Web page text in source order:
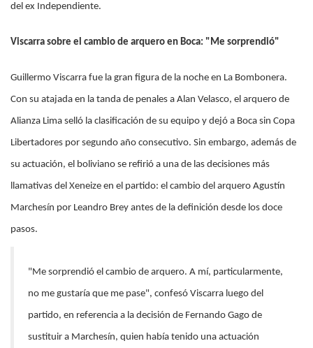
del ex Independiente.
Viscarra sobre el cambio de arquero en Boca: "Me sorprendió"
Guillermo Viscarra fue la gran figura de la noche en La Bombonera.
Con su atajada en la tanda de penales a Alan Velasco, el arquero de
Alianza Lima selló la clasificación de su equipo y dejó a Boca sin Copa
Libertadores por segundo año consecutivo. Sin embargo, además de
su actuación, el boliviano se refirió a una de las decisiones más
llamativas del Xeneize en el partido: el cambio del arquero Agustín
Marchesín por Leandro Brey antes de la definición desde los doce
pasos.
"Me sorprendió el cambio de arquero. A mí, particularmente,
no me gustaría que me pase", confesó Viscarra luego del
partido, en referencia a la decisión de Fernando Gago de
sustituir a Marchesín, quien había tenido una actuación